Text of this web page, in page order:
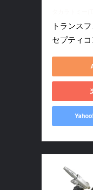
トランス
セプティ